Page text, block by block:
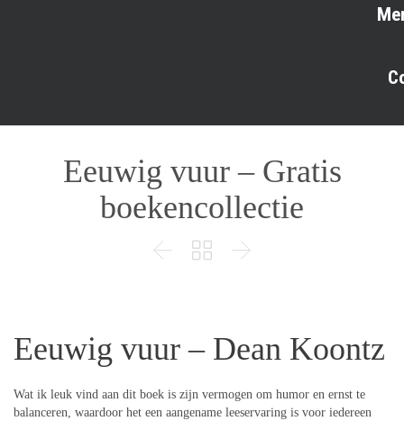
Eeuwig vuur – Gratis
boekencollectie
  
Eeuwig vuur – Dean Koontz
Wat ik leuk vind aan dit boek is zijn vermogen om humor en ernst te
balanceren, waardoor het een aangename leeservaring is voor iedereen